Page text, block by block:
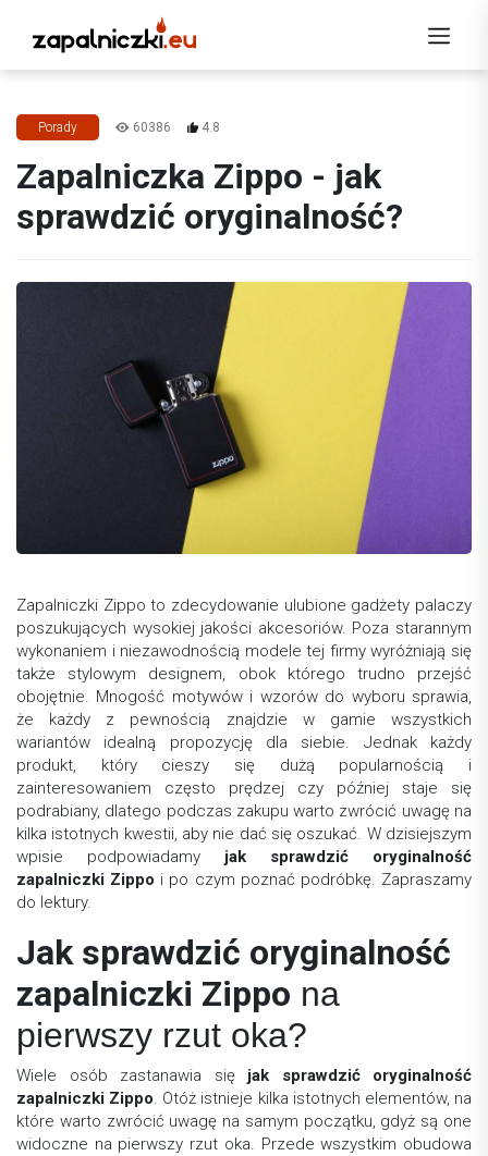
Porady 60386 4.8
Zapalniczka Zippo - jak
sprawdzić oryginalność?
Zapalniczki Zippo to zdecydowanie ulubione gadżety palaczy
poszukujących wysokiej jakości akcesoriów. Poza starannym
wykonaniem i niezawodnością modele tej firmy wyróżniają się
także stylowym designem, obok którego trudno przejść
obojętnie. Mnogość motywów i wzorów do wyboru sprawia,
że każdy z pewnością znajdzie w gamie wszystkich
wariantów idealną propozycję dla siebie. Jednak każdy
produkt, który cieszy się dużą popularnością i
zainteresowaniem często prędzej czy później staje się
podrabiany, dlatego podczas zakupu warto zwrócić uwagę na
kilka istotnych kwestii, aby nie dać się oszukać. W dzisiejszym
wpisie podpowiadamy jak sprawdzić oryginalność
zapalniczki Zippo i po czym poznać podróbkę. Zapraszamy
do lektury.
Jak sprawdzić oryginalność
zapalniczki Zippo na
pierwszy rzut oka?
Wiele osób zastanawia się jak sprawdzić oryginalność
zapalniczki Zippo. Otóż istnieje kilka istotnych elementów, na
które warto zwrócić uwagę na samym początku, gdyż są one
widoczne na pierwszy rzut oka. Przede wszystkim obudowa